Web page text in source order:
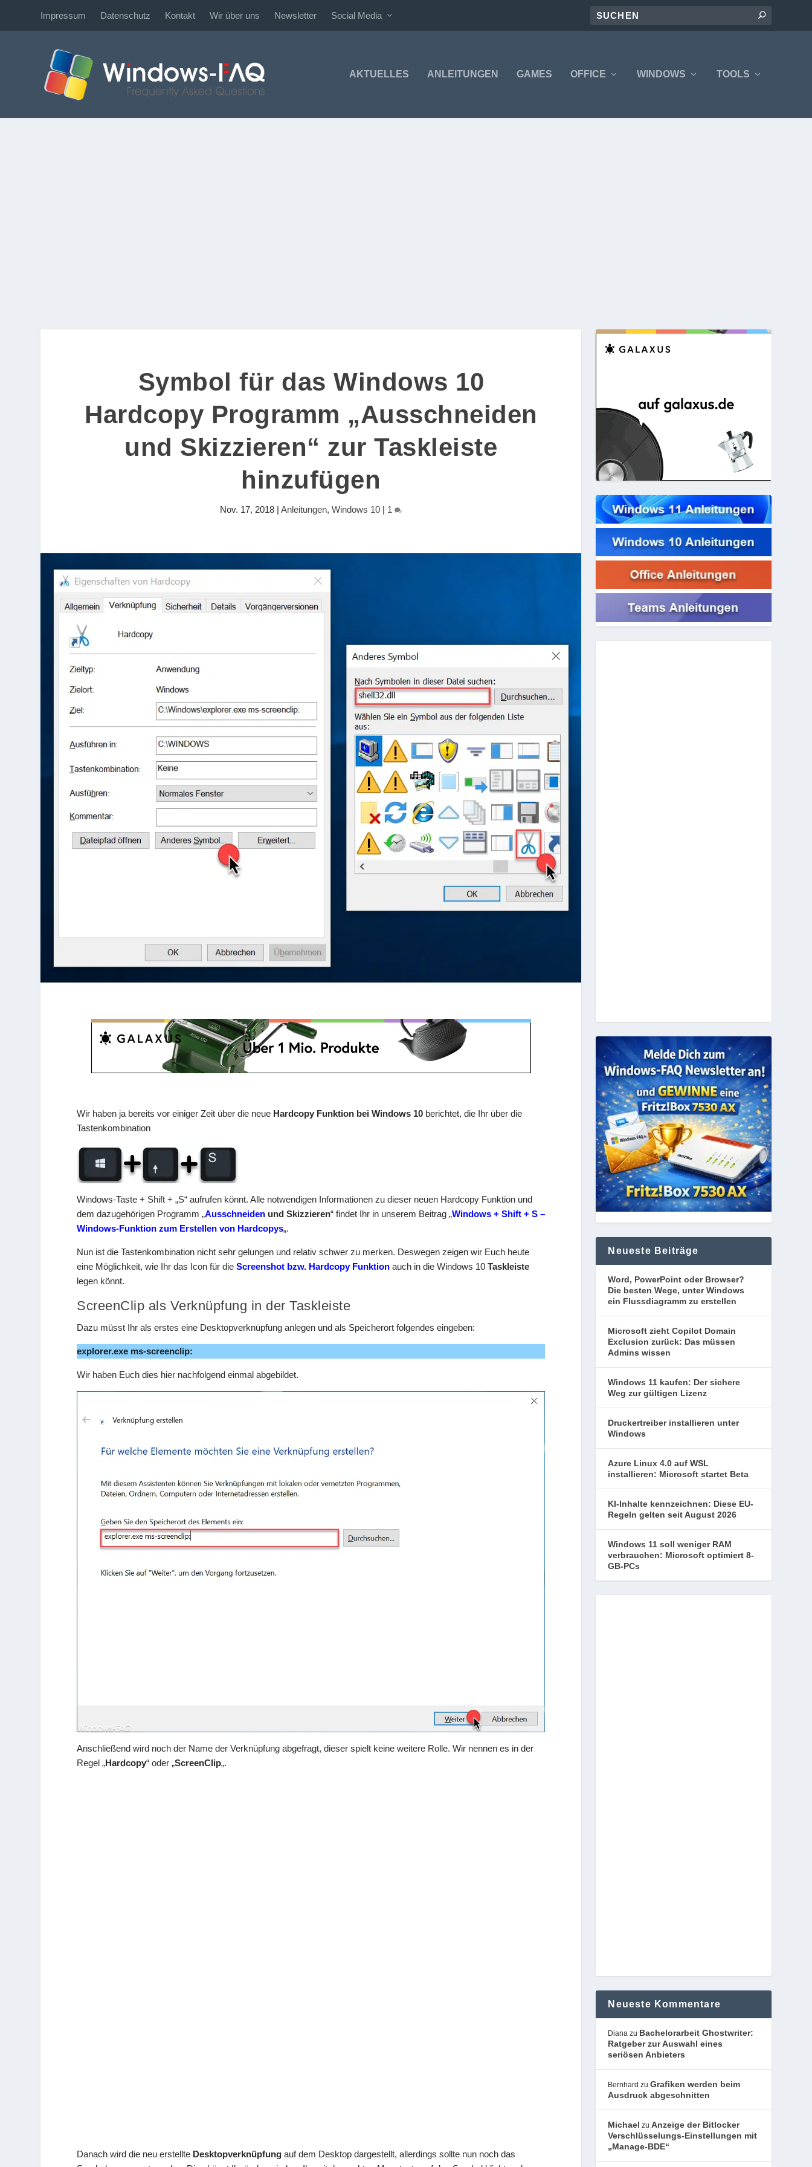
Impressum Datenschutz Kontakt Wir über uns Newsletter Social Media
AKTUELLES ANLEITUNGEN GAMES OFFICE WINDOWS TOOLS
Symbol für das Windows 10
Hardcopy Programm „Ausschneiden
und Skizzieren“ zur Taskleiste
hinzufügen
Nov. 17, 2018 |Anleitungen,Windows 10 | 1
Wir haben ja bereits vor einiger Zeit über die neue Hardcopy Funktion bei Windows 10 berichtet, die Ihr über die
Tastenkombination
Windows-Taste + Shift + „S“ aufrufen könnt. Alle notwendigen Informationen zu dieser neuen Hardcopy Funktion und
dem dazugehörigen Programm „Ausschneiden und Skizzieren“ findet Ihr in unserem Beitrag „Windows + Shift + S –
Windows-Funktion zum Erstellen von Hardcopys„.
Nun ist die Tastenkombination nicht sehr gelungen und relativ schwer zu merken. Deswegen zeigen wir Euch heute
eine Möglichkeit, wie Ihr das Icon für dieScreenshot bzw. Hardcopy Funktion auch in die Windows 10Taskleiste
legen könnt.
ScreenClip als Verknüpfung in der Taskleiste
Dazu müsst Ihr als erstes eine Desktopverknüpfung anlegen und als Speicherort folgendes eingeben:
explorer.exe ms-screenclip:
Wir haben Euch dies hier nachfolgend einmal abgebildet.
Anschließend wird noch der Name der Verknüpfung abgefragt, dieser spielt keine weitere Rolle. Wir nennen es in der
Regel „Hardcopy“ oder „ScreenClip„.
Danach wird die neu erstellte Desktopverknüpfung auf dem Desktop dargestellt, allerdings sollte nun noch das
Neueste Beiträge
Word, PowerPoint oder Browser?
Die besten Wege, unter Windows
ein Flussdiagramm zu erstellen
Microsoft zieht Copilot Domain
Exclusion zurück: Das müssen
Admins wissen
Windows 11 kaufen: Der sichere
Weg zur gültigen Lizenz
Druckertreiber installieren unter
Windows
Azure Linux 4.0 auf WSL
installieren: Microsoft startet Beta
KI-Inhalte kennzeichnen: Diese EU-
Regeln gelten seit August 2026
Windows 11 soll weniger RAM
verbrauchen: Microsoft optimiert 8-
GB-PCs
Neueste Kommentare
Diana zu Bachelorarbeit Ghostwriter:
Ratgeber zur Auswahl eines
seriösen Anbieters
Bernhard zuGrafiken werden beim
Ausdruck abgeschnitten
Michael zuAnzeige der Bitlocker
Verschlüsselungs-Einstellungen mit
„Manage-BDE“